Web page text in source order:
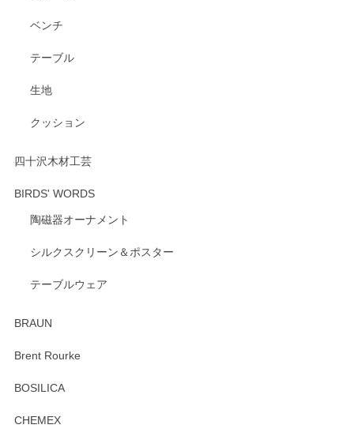
ベンチ
テーブル
生地
クッション
四十沢木材工芸
BIRDS' WORDS
陶磁器オーナメント
シルクスクリーン＆ポスター
テーブルウェア
BRAUN
Brent Rourke
BOSILICA
CHEMEX